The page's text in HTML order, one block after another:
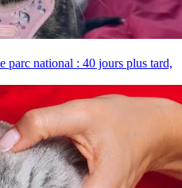
parc national : 40 jours plus tard,